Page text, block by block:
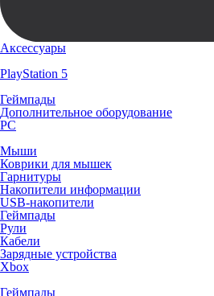
Аксессуары
PlayStation 5
Геймпады
Дополнительное оборудование
PC
Мыши
Коврики для мышек
Гарнитуры
Накопители информации
USB-накопители
Геймпады
Рули
Кабели
Зарядные устройства
Xbox
Геймпады